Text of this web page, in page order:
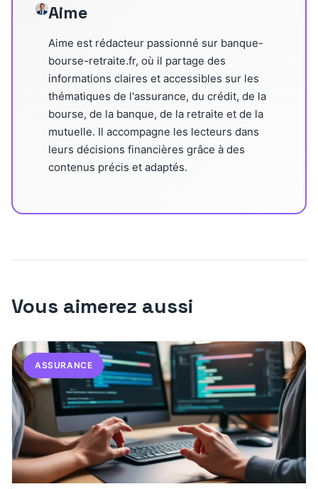
Aime
Aime est rédacteur passionné sur banque-
bourse-retraite.fr, où il partage des
informations claires et accessibles sur les
thématiques de l'assurance, du crédit, de la
bourse, de la banque, de la retraite et de la
mutuelle. Il accompagne les lecteurs dans
leurs décisions financières grâce à des
contenus précis et adaptés.
Vous aimerez aussi
ASSURANCE